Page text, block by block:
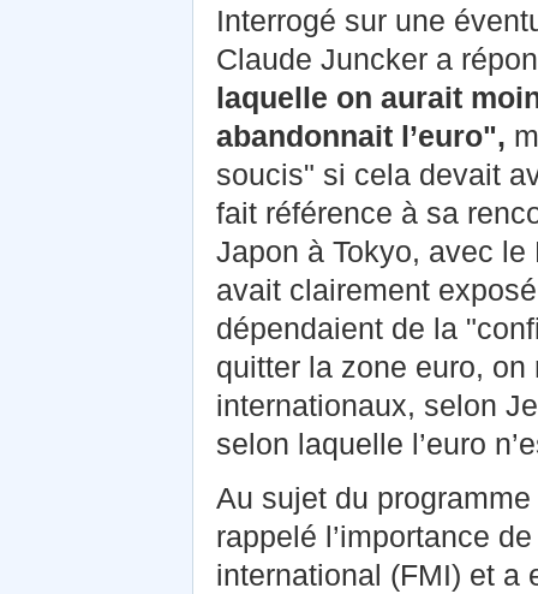
Interrogé sur une
Claude Juncker a
laquelle on aurait
abandonnait l’euro",
soucis" si cela devait
fait référence à sa
Japon à Tokyo, avec
avait clairement
dépendaient de la
quitter la zone euro,
internationaux, selon
selon laquelle l’euro
Au sujet du
rappelé l’importance
international (FMI) et